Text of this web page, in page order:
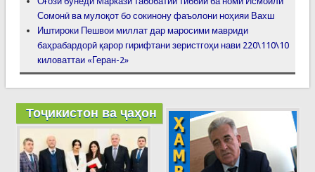
Сомонӣ ва мулоқот бо сокинону фаъолони ноҳияи Вахш
Иштироки Пешвои миллат дар маросими мавриди
баҳрабардорӣ қарор гирифтани зеристгоҳи нави 220\110\10
киловаттаи «Геран-2»
Тоҷикистон ва ҷаҳон